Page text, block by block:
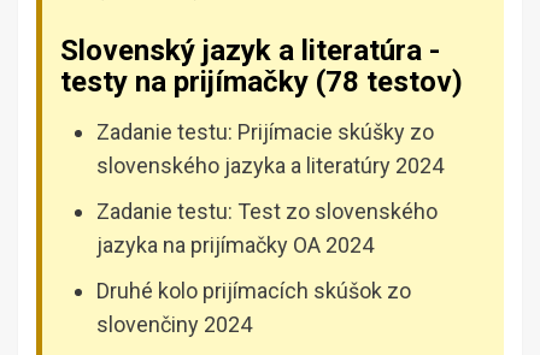
Slovenský jazyk a literatúra -
testy na prijímačky (78 testov)
Zadanie testu: Prijímacie skúšky zo
slovenského jazyka a literatúry 2024
Zadanie testu: Test zo slovenského
jazyka na prijímačky OA 2024
Druhé kolo prijímacích skúšok zo
slovenčiny 2024